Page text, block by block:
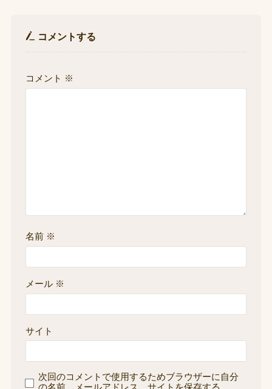
コメントする
コメント ※
名前 ※
メール ※
サイト
次回のコメントで使用するためブラウザーに自分
の名前、メールアドレス、サイトを保存する。